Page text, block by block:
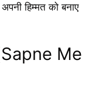
हिम्मत को बनाए
(Sapne Me